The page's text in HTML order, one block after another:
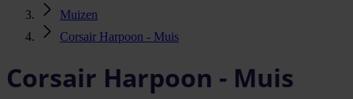
Muizen
Corsair Harpoon - Muis
Corsair Harpoon - Muis